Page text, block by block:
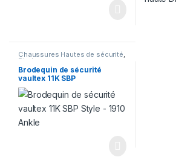
Chaussures Hautes de sécurité,
Pieds
Brodequin de sécurité
vaultex 11K SBP